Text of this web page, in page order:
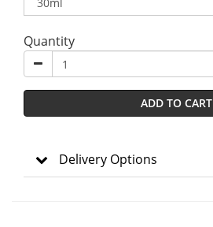
Quantity
ADD TO CART
Delivery Options